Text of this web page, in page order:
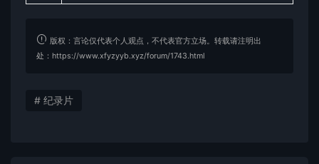
版权：言论仅代表个人观点，不代表官方立场。转载请注明出
处：https://www.xfyzyyb.xyz/forum/1743.html
# 纪录片